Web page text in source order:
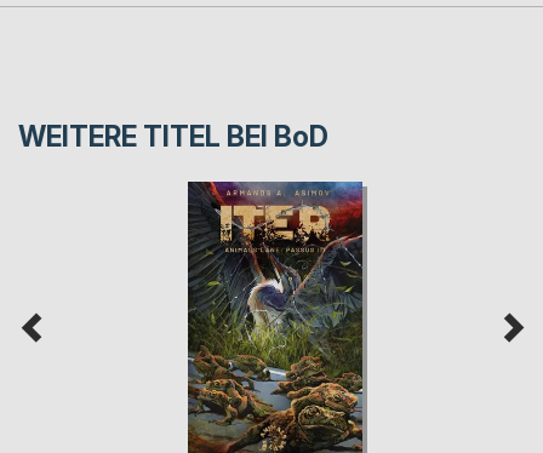
WEITERE TITEL BEI BoD